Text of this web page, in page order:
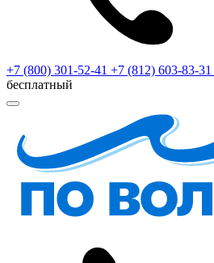
+7 (800) 301-52-41 +7 (812) 603-83-31
бесплатный